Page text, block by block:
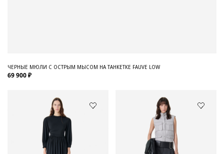
ЧЕРНЫЕ МЮЛИ С ОСТРЫМ МЫСОМ НА ТАНКЕТКЕ FAUVE LOW
69 900 ₽